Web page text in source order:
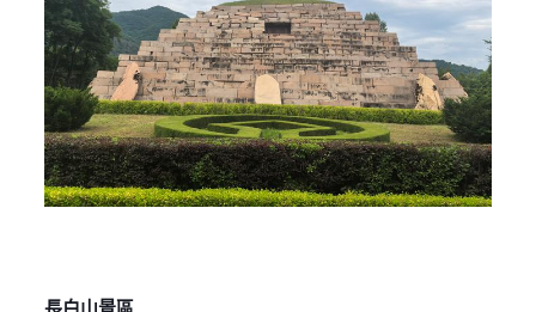
長白山景區